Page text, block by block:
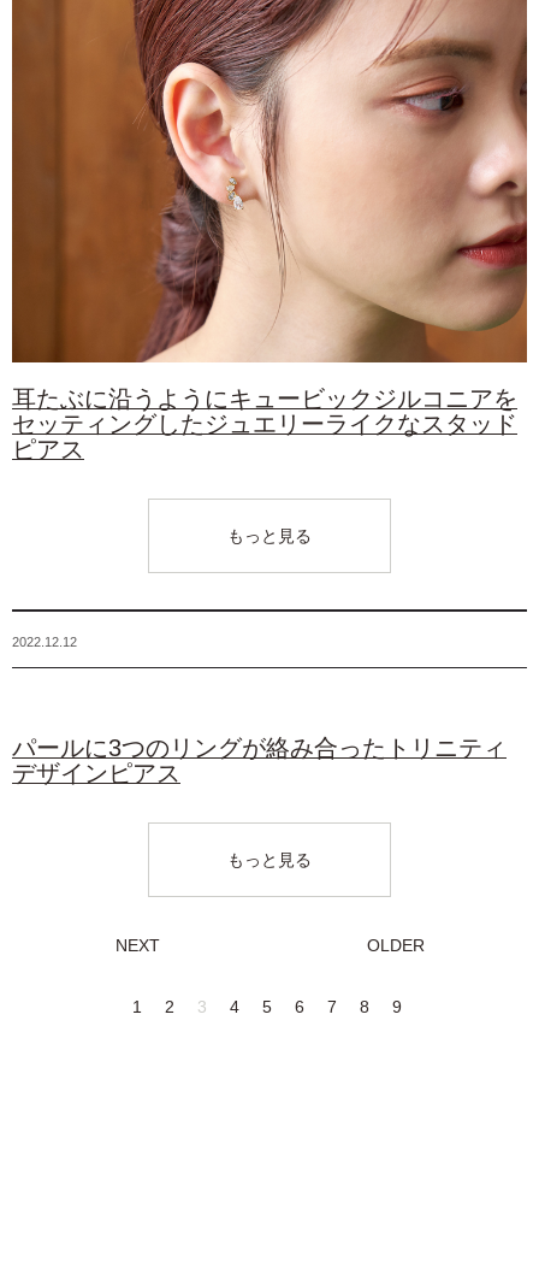
耳たぶに沿うようにキュービックジルコニアを
セッティングしたジュエリーライクなスタッド
ピアス
もっと見る
2022.12.12
パールに3つのリングが絡み合ったトリニティ
デザインピアス
もっと見る
NEXT OLDER
1 2 3 4 5 6 7 8 9